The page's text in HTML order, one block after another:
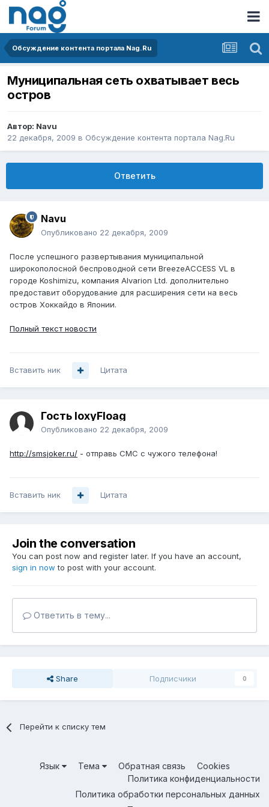
Обсуждение контента портала Nag.Ru
Муниципальная сеть охватывает весь
остров
Автор: Navu
22 декабря, 2009 в Обсуждение контента портала Nag.Ru
Ответить
Navu
Опубликовано 22 декабря, 2009
После успешного развертывания муниципальной
широкополосной беспроводной сети BreezeACCESS VL в
городе Koshimizu, компания Alvarion Ltd. дополнительно
предоставит оборудование для расширения сети на весь
остров Хоккайдо в Японии.
Полный текст новости
Вставить ник Цитата
Гость loxyFloag
Опубликовано 22 декабря, 2009
http://smsjoker.ru/ - отправь СМС с чужого телефона!
Вставить ник Цитата
Join the conversation
You can post now and register later. If you have an account,
sign in now to post with your account.
Ответить в тему...
Share Подписчики 0
Перейти к списку тем
Язык Тема Обратная связь
Cookies
Политика конфиденциальности
Политика обработки персональных данных